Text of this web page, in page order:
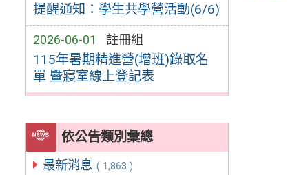
提醒通知：學生共學營活動(6/6)
2026-06-01 註冊組
115年暑期精進營(增班)錄取名
單 暨寢室線上登記表
依公告類別彙總
最新消息 ( 1,863 )